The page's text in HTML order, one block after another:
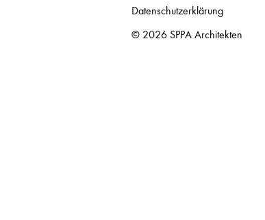
Datenschutzerklärung
© 2026 SPPA Architekten